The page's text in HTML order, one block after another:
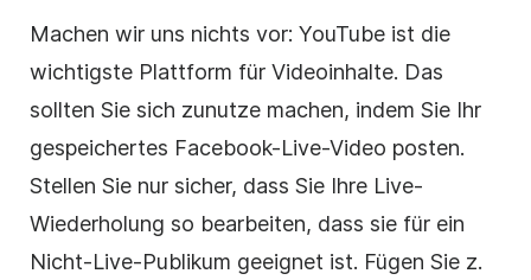
Machen wir uns nichts vor: YouTube ist die
wichtigste Plattform für Videoinhalte. Das
sollten Sie sich zunutze machen, indem Sie Ihr
gespeichertes Facebook-Live-Video posten.
Stellen Sie nur sicher, dass Sie Ihre Live-
Wiederholung so bearbeiten, dass sie für ein
Nicht-Live-Publikum geeignet ist. Fügen Sie z.